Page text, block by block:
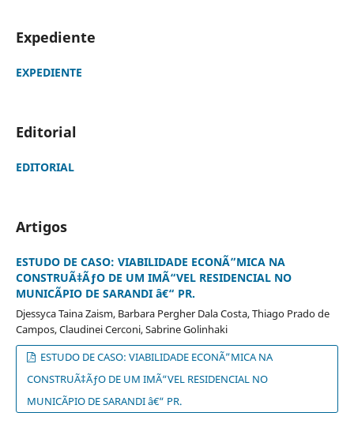
Expediente
EXPEDIENTE
Editorial
EDITORIAL
Artigos
ESTUDO DE CASO: VIABILIDADE ECONÃ”MICA NA
CONSTRUÃ‡ÃƒO DE UM IMÃ“VEL RESIDENCIAL NO
MUNICÃPIO DE SARANDI â€“ PR.
Djessyca Taina Zaism, Barbara Pergher Dala Costa, Thiago Prado de
Campos, Claudinei Cerconi, Sabrine Golinhaki
ESTUDO DE CASO: VIABILIDADE ECONÃ”MICA NA
CONSTRUÃ‡ÃƒO DE UM IMÃ“VEL RESIDENCIAL NO
MUNICÃPIO DE SARANDI â€“ PR.